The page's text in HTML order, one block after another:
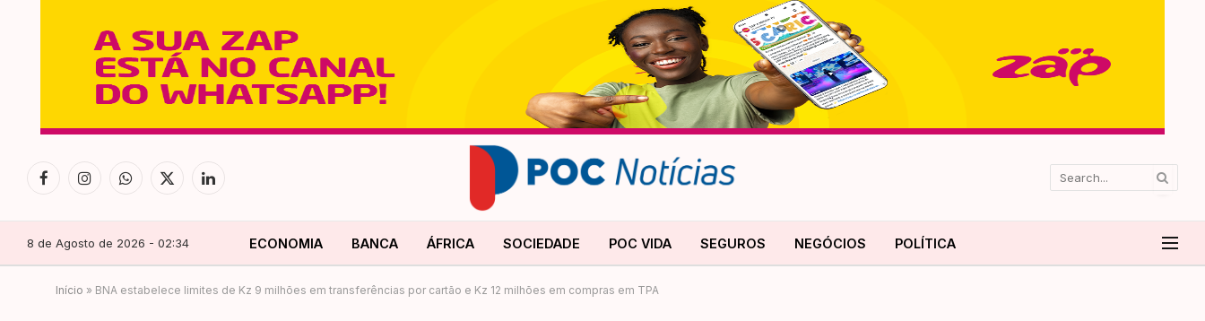
FacebookInstagramWhatsApp
X
LinkedIn
8 de Agosto de 2026 - 02:34 ECONOMIA BANCA ÁFRICA SOCIEDADE POC VIDA SEGUROS NEGÓCIOS POLÍTICA
Início » BNA estabelece limites de Kz 9 milhões em transferências por cartão e Kz 12 milhões em compras em TPA